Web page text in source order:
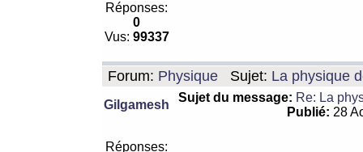
Réponses:
0
Vus: 99337
Forum: Physique Sujet: La physique
Gilgamesh
Sujet du message: Re: La
Publié: 28
Réponses: